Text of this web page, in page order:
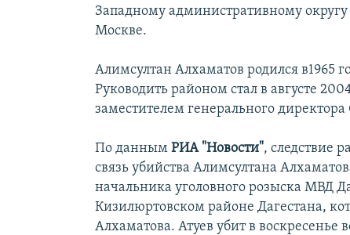
Западному административному
Москве.
Алимсултан Алхаматов родился в1965
Руководить районом стал в августе
заместителем генерального
По данным РИА "Новости", следствие
связь убийства Алимсултана
начальника уголовного розыска МВД
Кизилюртовском районе Дагестана,
Алхаматова. Атуев убит в